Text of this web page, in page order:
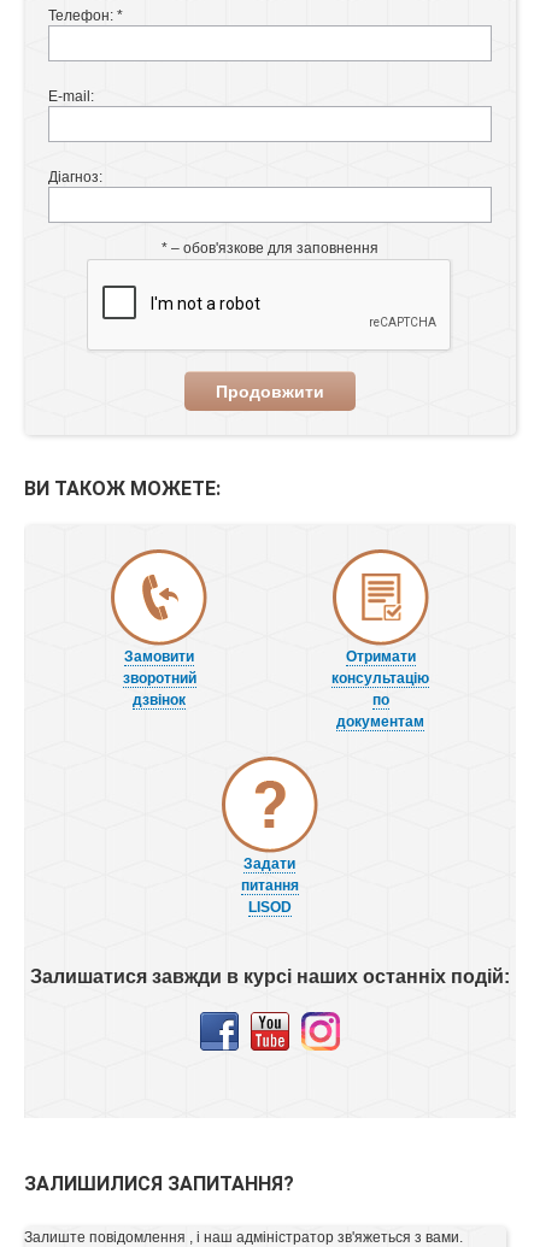
Телефон: *
E-mail:
Діагноз:
* – обов'язкове для заповнення
Продовжити
ВИ ТАКОЖ МОЖЕТЕ:
Замовити
зворотний
дзвінок
Отримати
консультацію
по
документам
Задати
питання
LISOD
Залишатися завжди в курсі наших останніх подій:
ЗАЛИШИЛИСЯ ЗАПИТАННЯ?
Залиште повідомлення , і наш адміністратор зв'яжеться з вами.